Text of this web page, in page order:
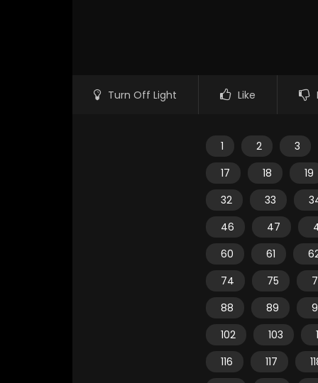
Turn Off Light Like
1 2
3
17
18
19
32
33
46
47
60
61
74
75
88
89
102
103
116
117